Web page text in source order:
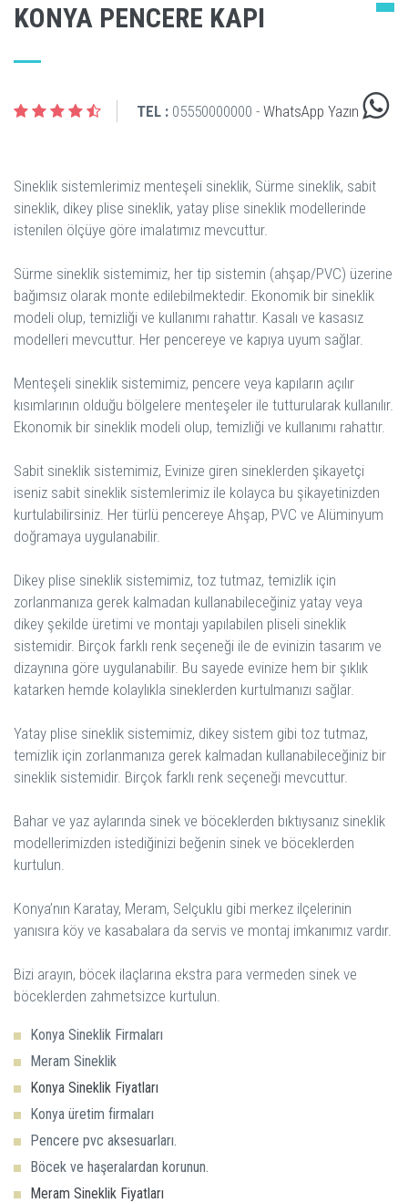
KONYA PENCERE KAPI
TEL : 05550000000 - WhatsApp Yazın
Sineklik sistemlerimiz menteşeli sineklik, Sürme sineklik, sabit
sineklik, dikey plise sineklik, yatay plise sineklik modellerinde
istenilen ölçüye göre imalatımız mevcuttur.
Sürme sineklik sistemimiz, her tip sistemin (ahşap/PVC) üzerine
bağımsız olarak monte edilebilmektedir. Ekonomik bir sineklik
modeli olup, temizliği ve kullanımı rahattır. Kasalı ve kasasız
modelleri mevcuttur. Her pencereye ve kapıya uyum sağlar.
Menteşeli sineklik sistemimiz, pencere veya kapıların açılır
kısımlarının olduğu bölgelere menteşeler ile tutturularak kullanılır.
Ekonomik bir sineklik modeli olup, temizliği ve kullanımı rahattır.
Sabit sineklik sistemimiz, Evinize giren sineklerden şikayetçi
iseniz sabit sineklik sistemlerimiz ile kolayca bu şikayetinizden
kurtulabilirsiniz. Her türlü pencereye Ahşap, PVC ve Alüminyum
doğramaya uygulanabilir.
Dikey plise sineklik sistemimiz, toz tutmaz, temizlik için
zorlanmanıza gerek kalmadan kullanabileceğiniz yatay veya
dikey şekilde üretimi ve montajı yapılabilen pliseli sineklik
sistemidir. Birçok farklı renk seçeneği ile de evinizin tasarım ve
dizaynına göre uygulanabilir. Bu sayede evinize hem bir şıklık
katarken hemde kolaylıkla sineklerden kurtulmanızı sağlar.
Yatay plise sineklik sistemimiz, dikey sistem gibi toz tutmaz,
temizlik için zorlanmanıza gerek kalmadan kullanabileceğiniz bir
sineklik sistemidir. Birçok farklı renk seçeneği mevcuttur.
Bahar ve yaz aylarında sinek ve böceklerden bıktıysanız sineklik
modellerimizden istediğinizi beğenin sinek ve böceklerden
kurtulun.
Konya’nın Karatay, Meram, Selçuklu gibi merkez ilçelerinin
yanısıra köy ve kasabalara da servis ve montaj imkanımız vardır.
Bizi arayın, böcek ilaçlarına ekstra para vermeden sinek ve
Konya Sineklik Firmaları
Meram Sineklik
Konya Sineklik Fiyatları
Konya üretim firmaları
Pencere pvc aksesuarları.
Böcek ve haşeralardan korunun.
Meram Sineklik Fiyatları